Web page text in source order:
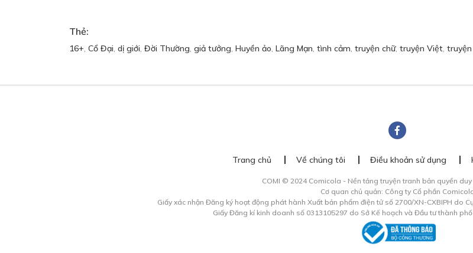
Thẻ:
16+ Cổ Đại dị giới Đời Thường giả tưởng Huyền ảo Lãng Mạn tình cảm truyện chữ, truyện Việt
Trang chủ Về chúng tôi Điều khoản sử dụng
COMI © 2024 Comicola - Nền tảng truyện tranh bản quyền duy
Cơ quan chủ quản: Công ty Cổ phần
Giấy xác nhận Đăng ký hoạt động phát hành Xuất bản phẩm điện tử số 2700/XN-CXBIPH do
Giấy Đăng kí kinh doanh số 0313105297 do Sở Kế hoạch và Đầu tư thành